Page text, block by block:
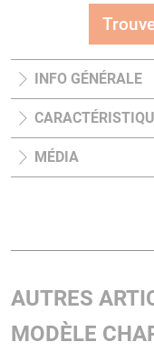
INFO GÉNÉRALE
MÉDIA
AUTRES
MODÈLE